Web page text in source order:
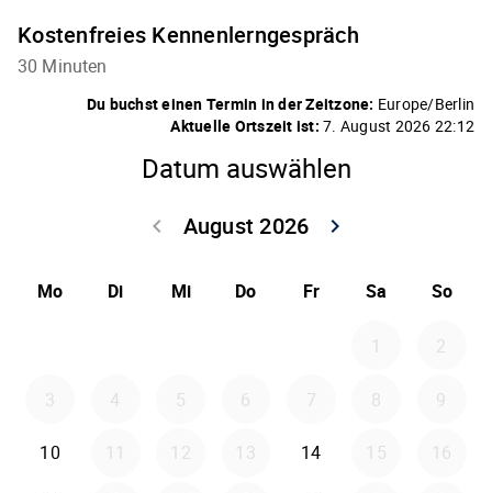
Kostenfreies Kennenlerngespräch
30 Minuten
Du buchst einen Termin in der Zeitzone: Europe/Berlin
Aktuelle Ortszeit ist: 7. August 2026 22:12
Datum auswählen
August 2026
keyboard_arrow_left
keyboard_arrow_right
Mo Di Mi Do Fr Sa So
1 2
3 4 5 6 7 8 9
10 11 12 13 14 15 16